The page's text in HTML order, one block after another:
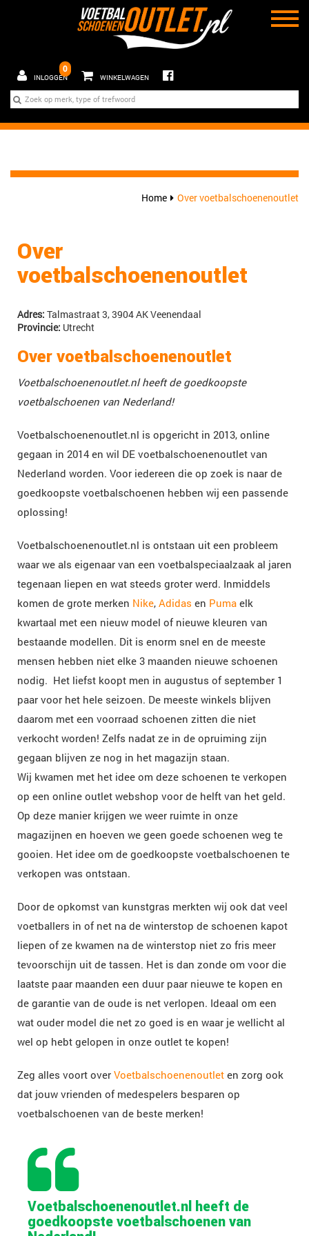
INLOGGEN
0
WINKELWAGEN
Home Over voetbalschoenenoutlet
Over
voetbalschoenenoutlet
Adres: Talmastraat 3,3904 AK Veenendaal
Provincie: Utrecht
Over voetbalschoenenoutlet
Voetbalschoenenoutlet.nl heeft de goedkoopste
voetbalschoenen van Nederland!
Voetbalschoenenoutlet.nl is opgericht in 2013, online
gegaan in 2014 en wil DE voetbalschoenenoutlet van
Nederland worden. Voor iedereen die op zoek is naar de
goedkoopste voetbalschoenen hebben wij een passende
oplossing!
Voetbalschoenenoutlet.nl is ontstaan uit een probleem
waar we als eigenaar van een voetbalspeciaalzaak al jaren
tegenaan liepen en wat steeds groter werd. Inmiddels
komen de grote merken Nike, Adidas en Puma elk
kwartaal met een nieuw model of nieuwe kleuren van
bestaande modellen. Dit is enorm snel en de meeste
mensen hebben niet elke 3 maanden nieuwe schoenen
nodig. Het liefst koopt men in augustus of september 1
paar voor het hele seizoen. De meeste winkels blijven
daarom met een voorraad schoenen zitten die niet
verkocht worden! Zelfs nadat ze in de opruiming zijn
gegaan blijven ze nog in het magazijn staan.
Wij kwamen met het idee om deze schoenen te verkopen
op een online outlet webshop voor de helft van het geld.
Op deze manier krijgen we weer ruimte in onze
magazijnen en hoeven we geen goede schoenen weg te
gooien. Het idee om de goedkoopste voetbalschoenen te
verkopen was ontstaan.
Door de opkomst van kunstgras merkten wij ook dat veel
voetballers in of net na de winterstop de schoenen kapot
liepen of ze kwamen na de winterstop niet zo fris meer
tevoorschijn uit de tassen. Het is dan zonde om voor die
laatste paar maanden een duur paar nieuwe te kopen en
de garantie van de oude is net verlopen. Ideaal om een
wat ouder model die net zo goed is en waar je wellicht al
wel op hebt gelopen in onze outlet te kopen!
Zeg alles voort over Voetbalschoenenoutlet en zorg ook
dat jouw vrienden of medespelers besparen op
voetbalschoenen van de beste merken!
Voetbalschoenenoutlet.nl heeft de
goedkoopste voetbalschoenen van